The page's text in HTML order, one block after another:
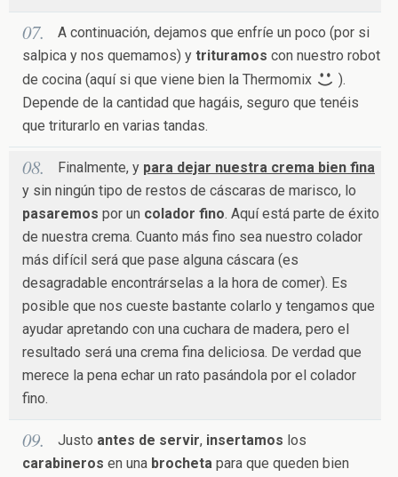
A continuación, dejamos que enfríe un poco (por si
salpica y nos quemamos) y trituramos con nuestro robot
de cocina (aquí si que viene bien la Thermomix
).
Depende de la cantidad que hagáis, seguro que tenéis
que triturarlo en varias tandas.
Finalmente, y para dejar nuestra crema bien fina
y sin ningún tipo de restos de cáscaras de marisco, lo
pasaremos por un colador fino. Aquí está parte de éxito
de nuestra crema. Cuanto más fino sea nuestro colador
más difícil será que pase alguna cáscara (es
desagradable encontrárselas a la hora de comer). Es
posible que nos cueste bastante colarlo y tengamos que
ayudar apretando con una cuchara de madera, pero el
resultado será una crema fina deliciosa. De verdad que
merece la pena echar un rato pasándola por el colador
fino.
Justo antes de servir, insertamos los
carabineros en una brocheta para que queden bien